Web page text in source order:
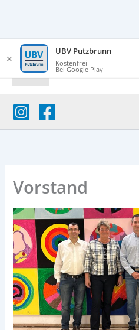
Inhalt
springen
UBV
Vorstand
✕
UBV Putzbrunn
Kostenfrei
Bei Google Play